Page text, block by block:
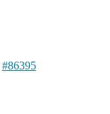
#86395